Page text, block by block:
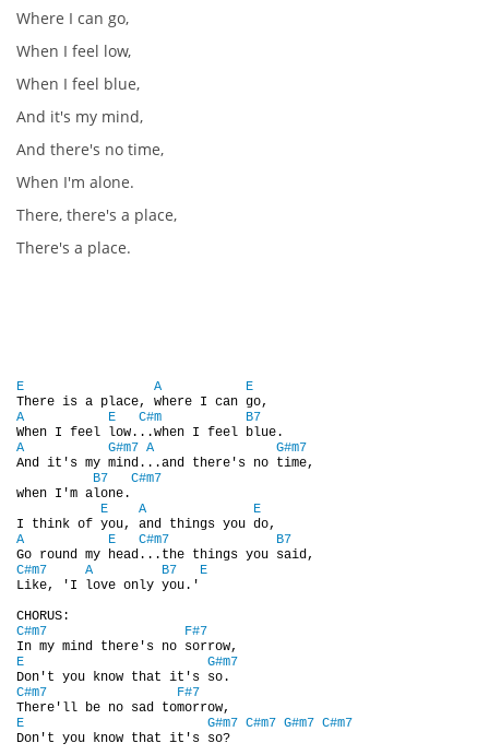
DISKOGRAFIE - ALBA JINÁ
DISKOGRAFIE - ALBA RARITY
DISKOGRAFIE - ALBA RARITY II
DISKOGRAFIE - BOOTLEGY III
DISKOGRAFIE - BOOTLEGY IV
DISKOGRAFIE - BOOTLEGY V
DISKOGRAFIE - BOOTLEGY VI
DISKOGRAFIE - LP ROZHOVORY
Where I can go,
When I feel low,
When I feel blue,
And it's my mind,
And there's no time,
When I'm alone.
There, there's a place,
There's a place.
E A
E
A
E C#m
B7
A
G#m7 A
G#m7
And it's my mind...and there's no time,
B7
C#m7
when I'm alone.
E
A
E
A
E C#m7
B7
C#m7
A B7
E
Like, 'I love only you.'
C#m7
F#7
E
G#m7
C#m7
F#7
E
G#m7 C#m7 G#m7 C#m7
Don't you know that it's so?